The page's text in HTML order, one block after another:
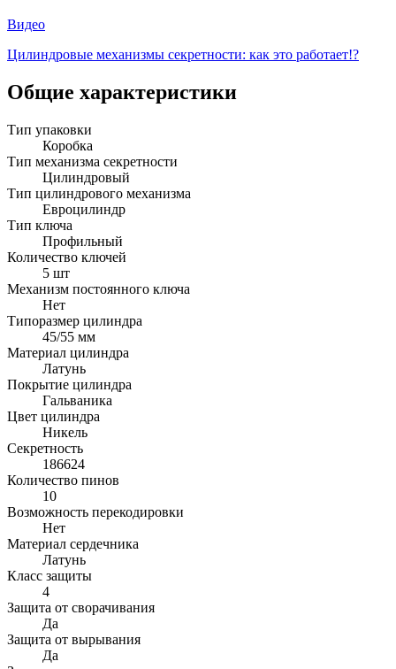
Видео
Цилиндровые механизмы секретности: как это работает!?
Общие характеристики
Тип упаковки
Коробка
Тип механизма секретности
Цилиндровый
Тип цилиндрового механизма
Евроцилиндр
Тип ключа
Профильный
Количество ключей
5 шт
Механизм постоянного ключа
Нет
Типоразмер цилиндра
45/55 мм
Материал цилиндра
Латунь
Покрытие цилиндра
Гальваника
Цвет цилиндра
Никель
Секретность
186624
Количество пинов
10
Возможность перекодировки
Нет
Материал сердечника
Латунь
Класс защиты
4
Защита от сворачивания
Да
Защита от вырывания
Да